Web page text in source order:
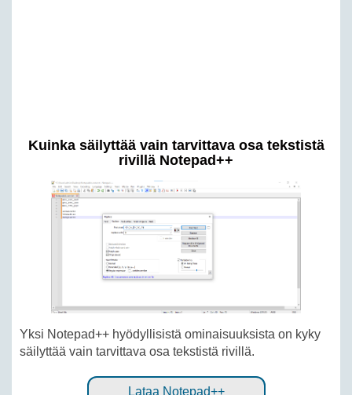
Kuinka säilyttää vain tarvittava osa tekstistä
rivillä Notepad++
Yksi Notepad++ hyödyllisistä ominaisuuksista on kyky
säilyttää vain tarvittava osa tekstistä rivillä.
Lataa Notepad++